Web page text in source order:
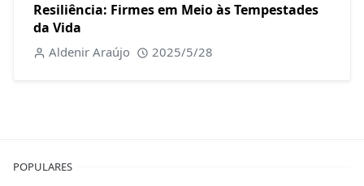
Resiliência: Firmes em Meio às Tempestades
da Vida
Aldenir Araújo 2025/5/28
POPULARES